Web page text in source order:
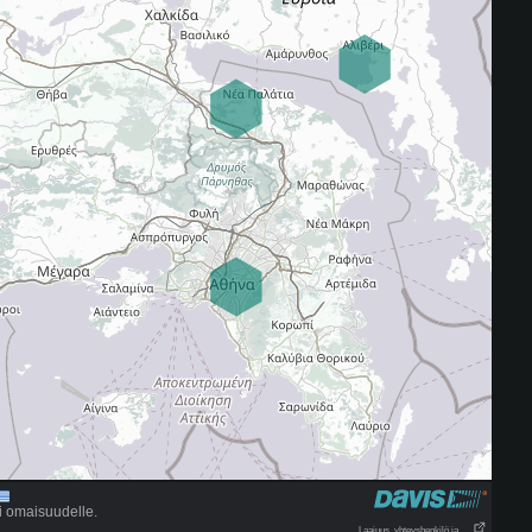
omaisuudelle.